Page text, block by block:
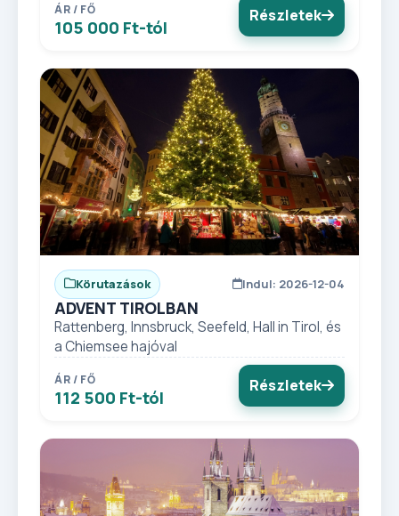
ÁR / FŐ
105 000 Ft-tól
Részletek
Körutazások Indul: 2026-12-04
ADVENT TIROLBAN
Rattenberg, Innsbruck, Seefeld, Hall in Tirol, és
a Chiemsee hajóval
ÁR / FŐ
112 500 Ft-tól
Részletek